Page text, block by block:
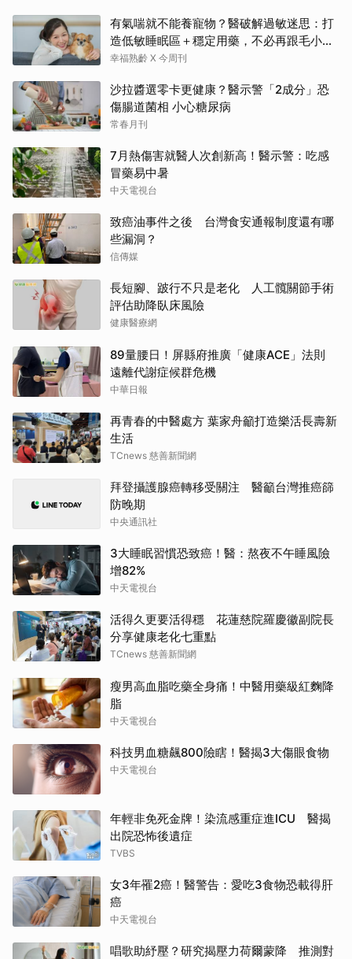
有氣喘就不能養寵物？醫破解過敏迷思：打
造低敏睡眠區＋穩定用藥，不必再跟毛小孩
分離
幸福熟齡 X 今周刊
沙拉醬選零卡更健康？醫示警「2成分」恐
傷腸道菌相 小心糖尿病
常春月刊
7月熱傷害就醫人次創新高！醫示警：吃感
冒藥易中暑
中天電視台
致癌油事件之後 台灣食安通報制度還有哪
些漏洞？
信傳媒
長短腳、跛行不只是老化 人工髖關節手術
評估助降臥床風險
健康醫療網
89量腰日！屏縣府推廣「健康ACE」法則
遠離代謝症候群危機
中華日報
再青春的中醫處方 葉家舟籲打造樂活長壽新
生活
TCnews 慈善新聞網
拜登攝護腺癌轉移受關注 醫籲台灣推癌篩
防晚期
中央通訊社
3大睡眠習慣恐致癌！醫：熬夜不午睡風險
增82%
中天電視台
活得久更要活得穩 花蓮慈院羅慶徽副院長
分享健康老化七重點
TCnews 慈善新聞網
瘦男高血脂吃藥全身痛！中醫用藥級紅麴降
脂
中天電視台
科技男血糖飆800險瞎！醫揭3大傷眼食物
中天電視台
年輕非免死金牌！染流感重症進ICU 醫揭
出院恐怖後遺症
TVBS
女3年罹2癌！醫警告：愛吃3食物恐載得肝
癌
中天電視台
唱歌助紓壓？研究揭壓力荷爾蒙降 推測對